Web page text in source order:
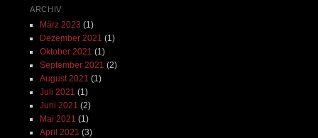
ARCHIV
März 2023 (1)
Dezember 2021 (1)
Oktober 2021 (1)
September 2021 (2)
August 2021 (1)
Juli 2021 (1)
Juni 2021 (2)
Mai 2021 (1)
April 2021 (3)